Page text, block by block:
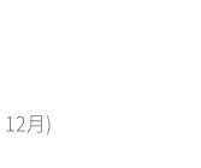
12月)